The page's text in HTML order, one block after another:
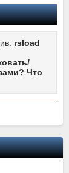
rsload
Что